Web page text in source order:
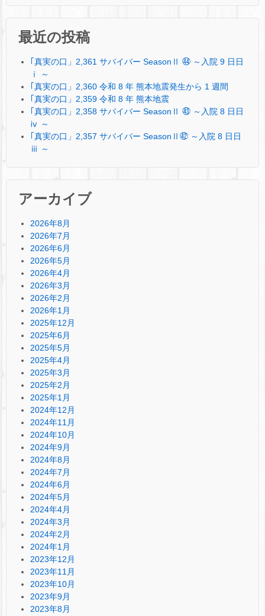
最近の投稿
｢真実の口」2,361 サバイバー SeasonⅡ ㊹ ～入院 9 日日
ⅰ ～
｢真実の口」2,360 令和 8 年 熊本地震発生から 1 週間
｢真実の口」2,359 令和 8 年 熊本地震
｢真実の口」2,358 サバイバー SeasonⅡ ㊸ ～入院 8 日日
ⅳ ～
｢真実の口」2,357 サバイバー SeasonⅡ㊷ ～入院 8 日日
ⅲ ～
アーカイブ
2026年8月
2026年7月
2026年6月
2026年5月
2026年4月
2026年3月
2026年2月
2026年1月
2025年12月
2025年6月
2025年5月
2025年4月
2025年3月
2025年2月
2025年1月
2024年12月
2024年11月
2024年10月
2024年9月
2024年8月
2024年7月
2024年6月
2024年5月
2024年4月
2024年3月
2024年2月
2024年1月
2023年12月
2023年11月
2023年10月
2023年9月
2023年8月